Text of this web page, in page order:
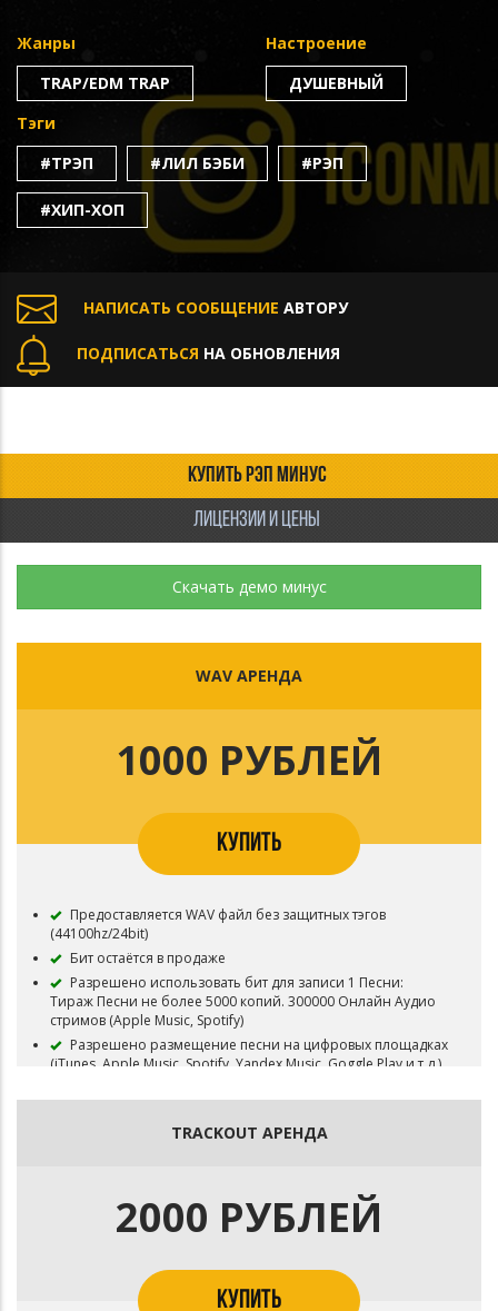
Жанры
TRAP/EDM TRAP
Настроение
ДУШЕВНЫЙ
Тэги
#ТРЭП
#ЛИЛ БЭБИ #РЭП
#ХИП-ХОП
НАПИСАТЬ СООБЩЕНИЕ АВТОРУ
ПОДПИСАТЬСЯ НА ОБНОВЛЕНИЯ
КУПИТЬ РЭП МИНУС
ЛИЦЕНЗИИ И ЦЕНЫ
Скачать демо минус
WAV АРЕНДА
1000 РУБЛЕЙ
КУПИТЬ
Предоставляется WAV файл без защитных тэгов
(44100hz/24bit)
Бит остаётся в продаже
Разрешено использовать бит для записи 1 Песни:
Тираж Песни не более 5000 копий. 300000 Онлайн Аудио
стримов (Apple Music, Spotify)
Разрешено размещение песни на цифровых площадках
(iTunes, Apple Music, Spotify, Yandex.Music, Goggle Play и т.д.)
Данный вид лицензии дает право на использование
TRACKOUT АРЕНДА
2000 РУБЛЕЙ
КУПИТЬ